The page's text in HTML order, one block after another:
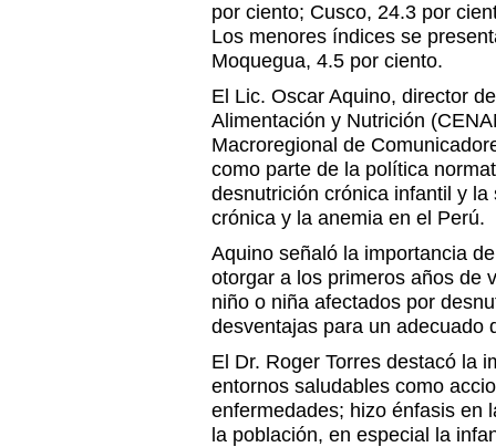
por ciento; Cusco, 24.3 por
Los menores índices se
Moquegua, 4.5 por ciento.
El Lic. Oscar Aquino, director
Alimentación y Nutrición
Macroregional de
como parte de la política
desnutrición crónica infantil y
crónica y la anemia en el Perú.
Aquino señaló la importancia
otorgar a los primeros años de
niño o niña afectados por
desventajas para un adecuado
El Dr. Roger Torres destacó la
entornos saludables como
enfermedades; hizo énfasis en
la población, en especial la